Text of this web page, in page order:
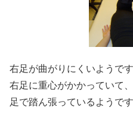
右足が曲がりにくいようです
右足に重心がかかっていて
足で踏ん張っているようです